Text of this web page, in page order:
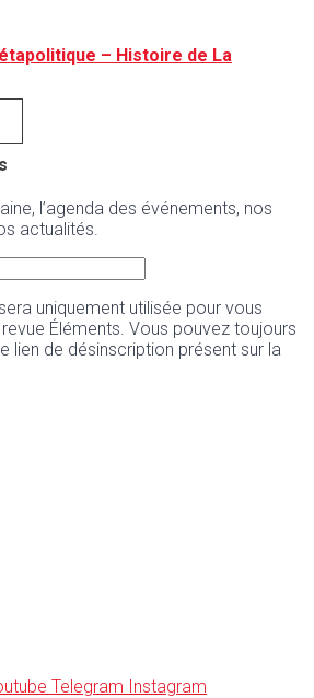
– Histoire de La
l’agenda des événements, nos
actualités.
uniquement utilisée pour vous
Éléments. Vous pouvez toujours
lien de désinscription présent sur la
Telegram Instagram